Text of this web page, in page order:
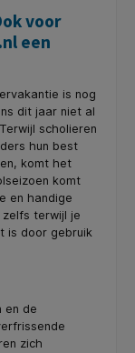
voor
een
is nog
dit jaar niet al
scholieren
hun best
komt het
komt
en handige
terwijl je
is door gebruik
en de
zich